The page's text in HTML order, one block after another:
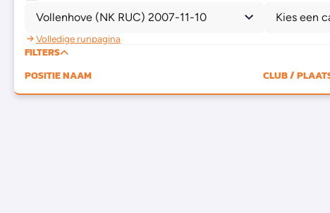
Vollenhove (NK RUC) 2007-11-10 Kies een
Volledige runpagina
FILTERS
POSITIENAAM CLUB /